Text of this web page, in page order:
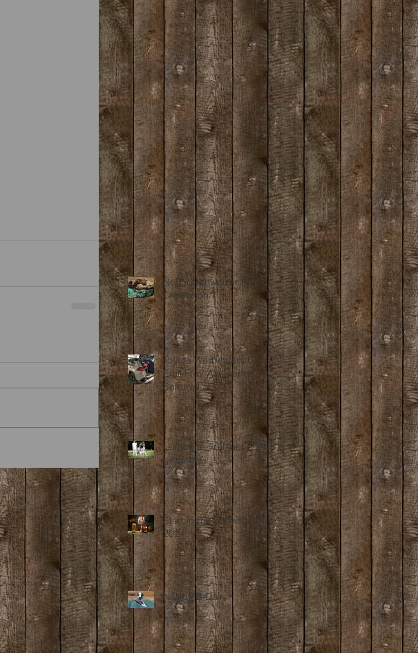
Neuer Schweizer Renn-
Champion
Toyota Werbestars bei
Emil Frey Autocenter
Safenwil...
L-Wurf im Frühjahr 2025
geplant
Start in die Showsaison
2021
Happy B-Day